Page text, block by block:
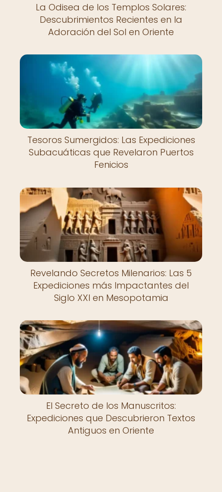
La Odisea de los Templos Solares:
Descubrimientos Recientes en la
Adoración del Sol en Oriente
Tesoros Sumergidos: Las Expediciones
Subacuáticas que Revelaron Puertos
Fenicios
Revelando Secretos Milenarios: Las 5
Expediciones más Impactantes del
Siglo XXI en Mesopotamia
El Secreto de los Manuscritos:
Expediciones que Descubrieron Textos
Antiguos en Oriente